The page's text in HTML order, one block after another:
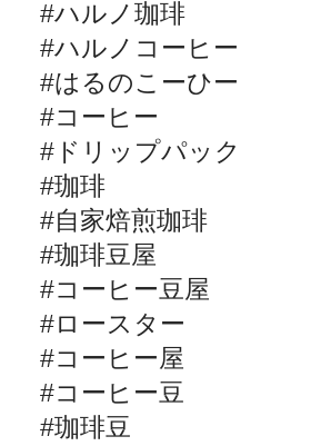
#ハルノ珈琲
#ハルノコーヒー
#はるのこーひー
#コーヒー
# ドリップパック
#珈琲
#自家焙煎珈琲
#珈琲豆屋
#コーヒー豆屋
#ロースター
#コーヒー屋
#コーヒー豆
#珈琲豆